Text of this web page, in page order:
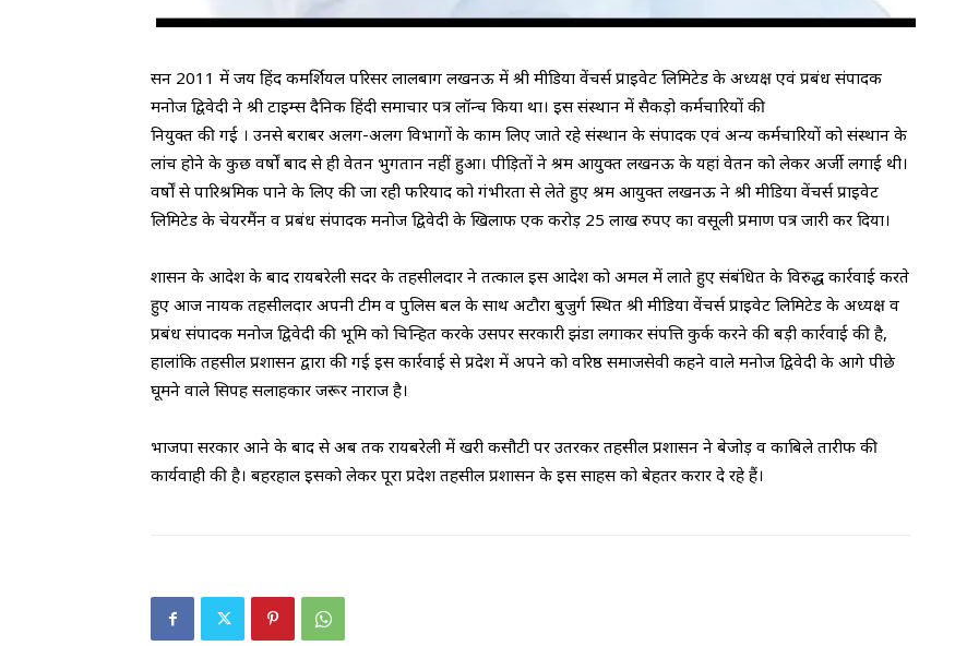
सन 2011 में जय हिंद कमर्शियल परिसर लालबाग लखनऊ में श्री मीडिया वेंचर्स प्राइवेट लिमिटेड के अध्यक्ष एवं प्रबंध संपादक
मनोज द्विवेदी ने श्री टाइम्स दैनिक हिंदी समाचार पत्र लॉन्च किया था। इस संस्थान में सैकड़ो कर्मचारियों की
नियुक्त की गई । उनसे बराबर अलग-अलग विभागों के काम लिए जाते रहे संस्थान के संपादक एवं अन्य कर्मचारियों को संस्थान के
लांच होने के कुछ वर्षों बाद से ही वेतन भुगतान नहीं हुआ। पीड़ितों ने श्रम आयुक्त लखनऊ के यहां वेतन को लेकर अर्जी लगाई थी।
वर्षों से पारिश्रमिक पाने के लिए की जा रही फरियाद को गंभीरता से लेते हुए श्रम आयुक्त लखनऊ ने श्री मीडिया वेंचर्स प्राइवेट
लिमिटेड के चेयरमैंन व प्रबंध संपादक मनोज द्विवेदी के खिलाफ एक करोड़ 25 लाख रुपए का वसूली प्रमाण पत्र जारी कर दिया।
शासन के आदेश के बाद रायबरेली सदर के तहसीलदार ने तत्काल इस आदेश को अमल में लाते हुए संबंधित के विरुद्ध कार्रवाई करते
हुए आज नायक तहसीलदार अपनी टीम व पुलिस बल के साथ अटौरा बुजुर्ग स्थित श्री मीडिया वेंचर्स प्राइवेट लिमिटेड के अध्यक्ष व
प्रबंध संपादक मनोज द्विवेदी की भूमि को चिन्हित करके उसपर सरकारी झंडा लगाकर संपत्ति कुर्क करने की बड़ी कार्रवाई की है,
हालांकि तहसील प्रशासन द्वारा की गई इस कार्रवाई से प्रदेश में अपने को वरिष्ठ समाजसेवी कहने वाले मनोज द्विवेदी के आगे पीछे
घूमने वाले सिपह सलाहकार जरूर नाराज है।
भाजपा सरकार आने के बाद से अब तक रायबरेली में खरी कसौटी पर उतरकर तहसील प्रशासन ने बेजोड़ व काबिले तारीफ की
कार्यवाही की है। बहरहाल इसको लेकर पूरा प्रदेश तहसील प्रशासन के इस साहस को बेहतर करार दे रहे हैं।